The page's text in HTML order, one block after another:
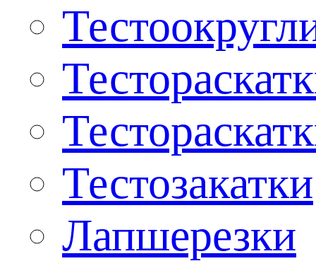
Тестозакатки
Лапшерезки